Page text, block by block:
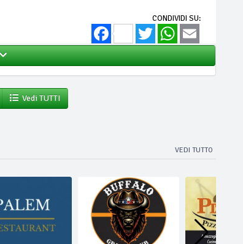
CONDIVIDI SU:
FacebookTwitter WhatsApp
Vedi TUTTI
VEDI TUTTO